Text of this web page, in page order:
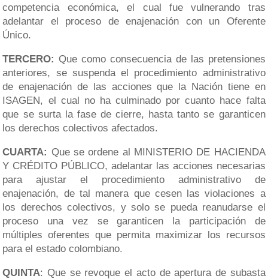
competencia económica, el cual fue vulnerando tras
adelantar el proceso de enajenación con un Oferente
Único.
TERCERO: Que como consecuencia de las pretensiones
anteriores, se suspenda el procedimiento administrativo
de enajenación de las acciones que la Nación tiene en
ISAGEN, el cual no ha culminado por cuanto hace falta
que se surta la fase de cierre, hasta tanto se garanticen
los derechos colectivos afectados.
CUARTA: Que se ordene al MINISTERIO DE HACIENDA
Y CRÉDITO PÚBLICO, adelantar las acciones necesarias
para ajustar el procedimiento administrativo de
enajenación, de tal manera que cesen las violaciones a
los derechos colectivos, y solo se pueda reanudarse el
proceso una vez se garanticen la participación de
múltiples oferentes que permita maximizar los recursos
para el estado colombiano.
QUINTA: Que se revoque el acto de apertura de subasta